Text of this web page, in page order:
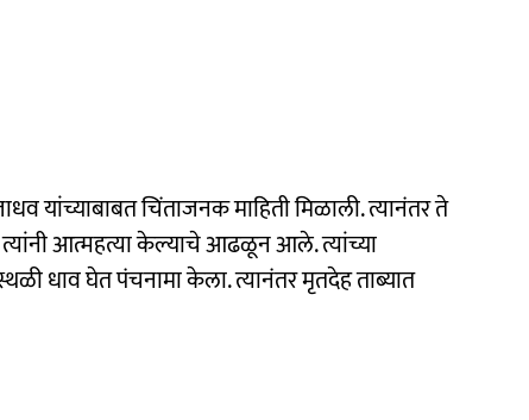
यांच्याबाबत चिंताजनक माहिती मिळाली. त्यानंतर ते
त्यांनी आत्महत्या केल्याचे आढळून आले. त्यांच्या
धाव घेत पंचनामा केला. त्यानंतर मृतदेह ताब्यात